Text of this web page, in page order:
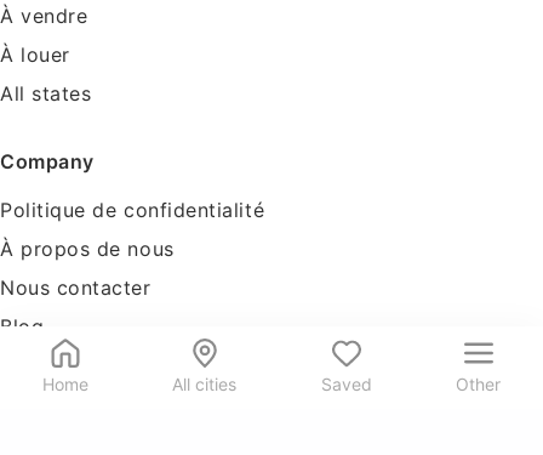
Home All cities Saved Other
À vendre
À louer
All states
Company
Politique de confidentialité
À propos de nous
Nous contacter
Blog
Tools